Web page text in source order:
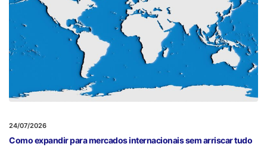
24/07/2026
Como expandir para mercados internacionais sem arriscar tudo